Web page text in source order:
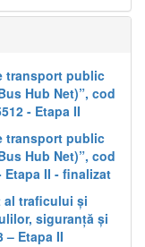
transport public
Hub Net)”, cod
- Etapa II
transport public
Hub Net)”, cod
Etapa II - finalizat
al traficului și
siguranță și
– Etapa II